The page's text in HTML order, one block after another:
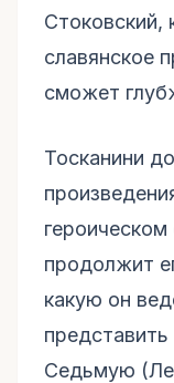
Стоковский,
славянское
сможет
Тосканини
продолжит
какую он
Седьмую